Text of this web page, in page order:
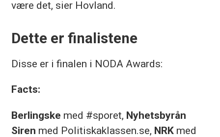
være det, sier Hovland.
Dette er finalistene
Disse er i finalen i NODA Awards:
Facts:
Berlingske med #sporet, Nyhetsbyrån
Siren med Politiskaklassen.se, NRKmed